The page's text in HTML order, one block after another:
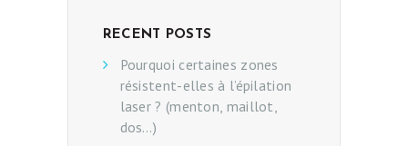
RECENT POSTS
Pourquoi certaines zones
résistent-elles à l’épilation
laser ? (menton, maillot,
dos…)